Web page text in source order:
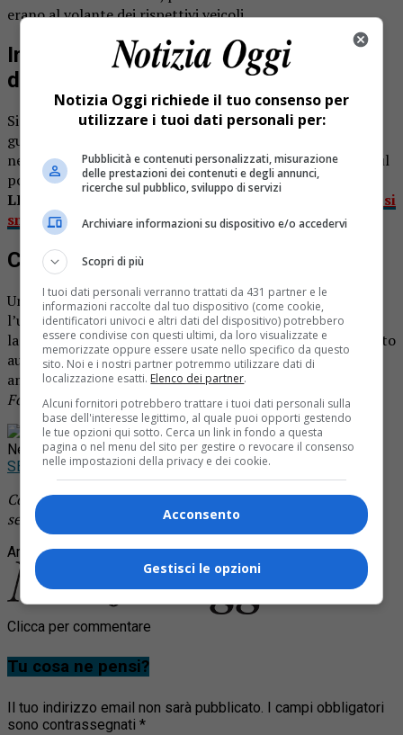
erano al volante dei rispettivi veicoli.
Incidente Crevacuore: coinvolta l’auto
dell’ufficio postale
Si scontrano due auto, entrambe Fiat Panda ed entrambe
guidate da una donna. Incidente con lievi conseguenze
nella giornata di ieri, venerdì 29 gennaio, a Crevacuore. Sul
posto anche i carabinieri della vicina stazione.
LEGGI ANCHE:
Crevacuore la coda davanti alla Posta si
smaltisce in Pro loco
Coinvolta la vettura delle Poste
Una curiosità: una delle due auto era quella in servizio per
l’ufficio postale. L’urto è stato modesto, e le due donne se
la sono cavata solo con uno spavento. Hanno poi compilato
autonomamente il modulo per la constatazione
amichevole.
Foto d’archivio
Rimani aggiornato seguendoci su Google
News!
SEGUICI
Continua a leggere le notizie diNotizia Oggi Borgosesia
segui la nostra
pagina Facebook
Argomenti correlati:crevacuoreincidentepandaposte
Clicca per commentare
Tu cosa ne pensi?
Il tuo indirizzo email non sarà pubblicato.
I campi obbligatori
sono contrassegnati *
Notizia Oggi richiede il tuo consenso per
utilizzare i tuoi dati personali per:
Pubblicità e contenuti personalizzati, misurazione
delle prestazioni dei contenuti e degli annunci,
ricerche sul pubblico, sviluppo di servizi
Archiviare informazioni su dispositivo e/o accedervi
Scopri di più
I tuoi dati personali verranno trattati da 431 partner e le
informazioni raccolte dal tuo dispositivo (come cookie,
identificatori univoci e altri dati del dispositivo) potrebbero
essere condivise con questi ultimi, da loro visualizzate e
memorizzate oppure essere usate nello specifico da questo
sito. Noi e i nostri partner potremmo utilizzare dati di
localizzazione esatti. Elenco dei partner.
Alcuni fornitori potrebbero trattare i tuoi dati personali sulla
base dell'interesse legittimo, al quale puoi opporti gestendo
le tue opzioni qui sotto. Cerca un link in fondo a questa
pagina o nel menu del sito per gestire o revocare il consenso
nelle impostazioni della privacy e dei cookie.
Acconsento
Gestisci le opzioni